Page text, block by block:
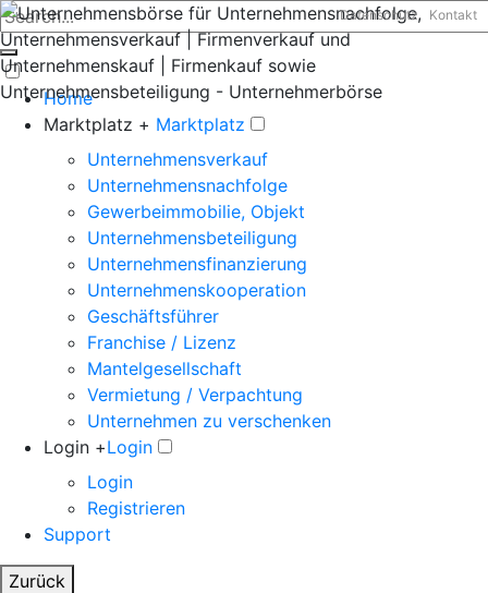
Datenschutz Kontakt
Home
Marktplatz + Marktplatz
Unternehmensverkauf
Unternehmensnachfolge
Gewerbeimmobilie, Objekt
Unternehmensbeteiligung
Unternehmensfinanzierung
Unternehmenskooperation
Geschäftsführer
Franchise / Lizenz
Mantelgesellschaft
Vermietung / Verpachtung
Unternehmen zu verschenken
Login +Login
Login
Registrieren
Support
Zurück